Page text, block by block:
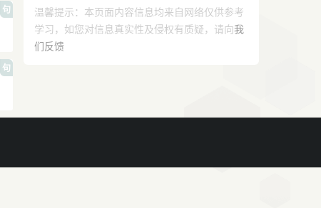
句
句
温馨提示：本页面内容信息均来自网络仅供参考
学习，如您对信息真实性及侵权有质疑，请向我
们反馈